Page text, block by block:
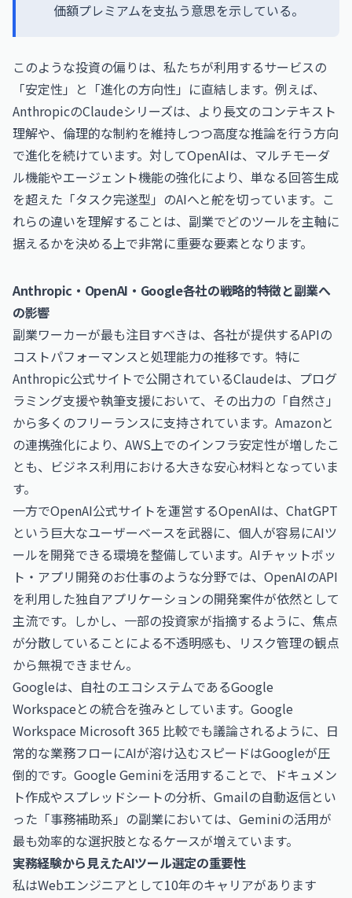
価額プレミアムを支払う意思を示している。
このような投資の偏りは、私たちが利用するサービスの
「安定性」と「進化の方向性」に直結します。例えば、
AnthropicのClaudeシリーズは、より長文のコンテキスト
理解や、倫理的な制約を維持しつつ高度な推論を行う方向
で進化を続けています。対してOpenAIは、マルチモーダ
ル機能やエージェント機能の強化により、単なる回答生成
を超えた「タスク完遂型」のAIへと舵を切っています。こ
れらの違いを理解することは、副業でどのツールを主軸に
据えるかを決める上で非常に重要な要素となります。
Anthropic・OpenAI・Google各社の戦略的特徴と副業へ
の影響
副業ワーカーが最も注目すべきは、各社が提供するAPIの
コストパフォーマンスと処理能力の推移です。特に
Anthropic公式サイトで公開されているClaudeは、プログ
ラミング支援や執筆支援において、その出力の「自然さ」
から多くのフリーランスに支持されています。Amazonと
の連携強化により、AWS上でのインフラ安定性が増したこ
とも、ビジネス利用における大きな安心材料となっていま
す。
一方でOpenAI公式サイトを運営するOpenAIは、ChatGPT
という巨大なユーザーベースを武器に、個人が容易にAIツ
ールを開発できる環境を整備しています。 AIチャットボッ
ト・アプリ開発のお仕事のような分野では、OpenAIのAPI
を利用した独自アプリケーションの開発案件が依然として
主流です。しかし、一部の投資家が指摘するように、焦点
が分散していることによる不透明感も、リスク管理の観点
から無視できません。
Googleは、自社のエコシステムであるGoogle
Workspaceとの統合を強みとしています。 Google
Workspace Microsoft 365 比較でも議論されるように、日
常的な業務フローにAIが溶け込むスピードはGoogleが圧
倒的です。 Google Geminiを活用することで、ドキュメン
ト作成やスプレッドシートの分析、Gmailの自動返信とい
った「事務補助系」の副業においては、Geminiの活用が
最も効率的な選択肢となるケースが増えています。
実務経験から見えたAIツール選定の重要性
私はWebエンジニアとして10年のキャリアがあります